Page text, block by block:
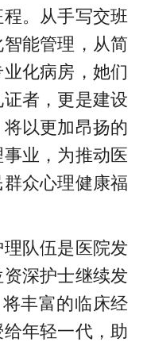
。从手写交班
能管理，从简
化病房，她们
者，更是建设
以更加昂扬的
业，为推动医
众心理健康福
队伍是医院发
深护士继续发
丰富的临床经
年轻一代，助